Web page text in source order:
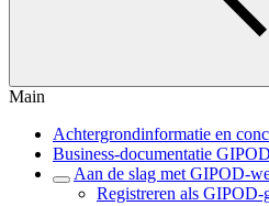
Main
Achtergrondinformatie en
Business-documentatie GIPOD
Aan de slag met GIPOD-
Registreren als GIPOD-